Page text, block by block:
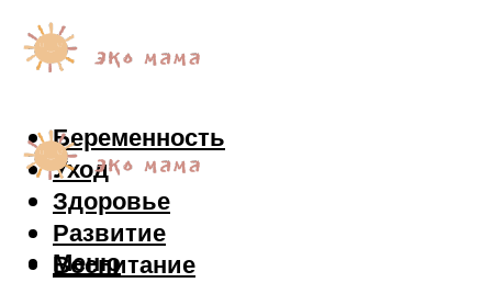
Беременность
Уход
Здоровье
Развитие
Воспитание
Меню